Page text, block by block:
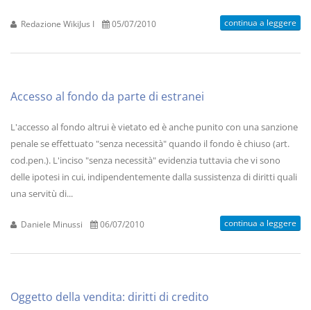
Redazione WikiJus I 05/07/2010 continua a leggere
Accesso al fondo da parte di estranei
L'accesso al fondo altrui è vietato ed è anche punito con una sanzione
penale se effettuato "senza necessità" quando il fondo è chiuso (art.
cod.pen.). L'inciso "senza necessità" evidenzia tuttavia che vi sono
delle ipotesi in cui, indipendentemente dalla sussistenza di diritti quali
una servitù di...
Daniele Minussi 06/07/2010 continua a leggere
Oggetto della vendita: diritti di credito